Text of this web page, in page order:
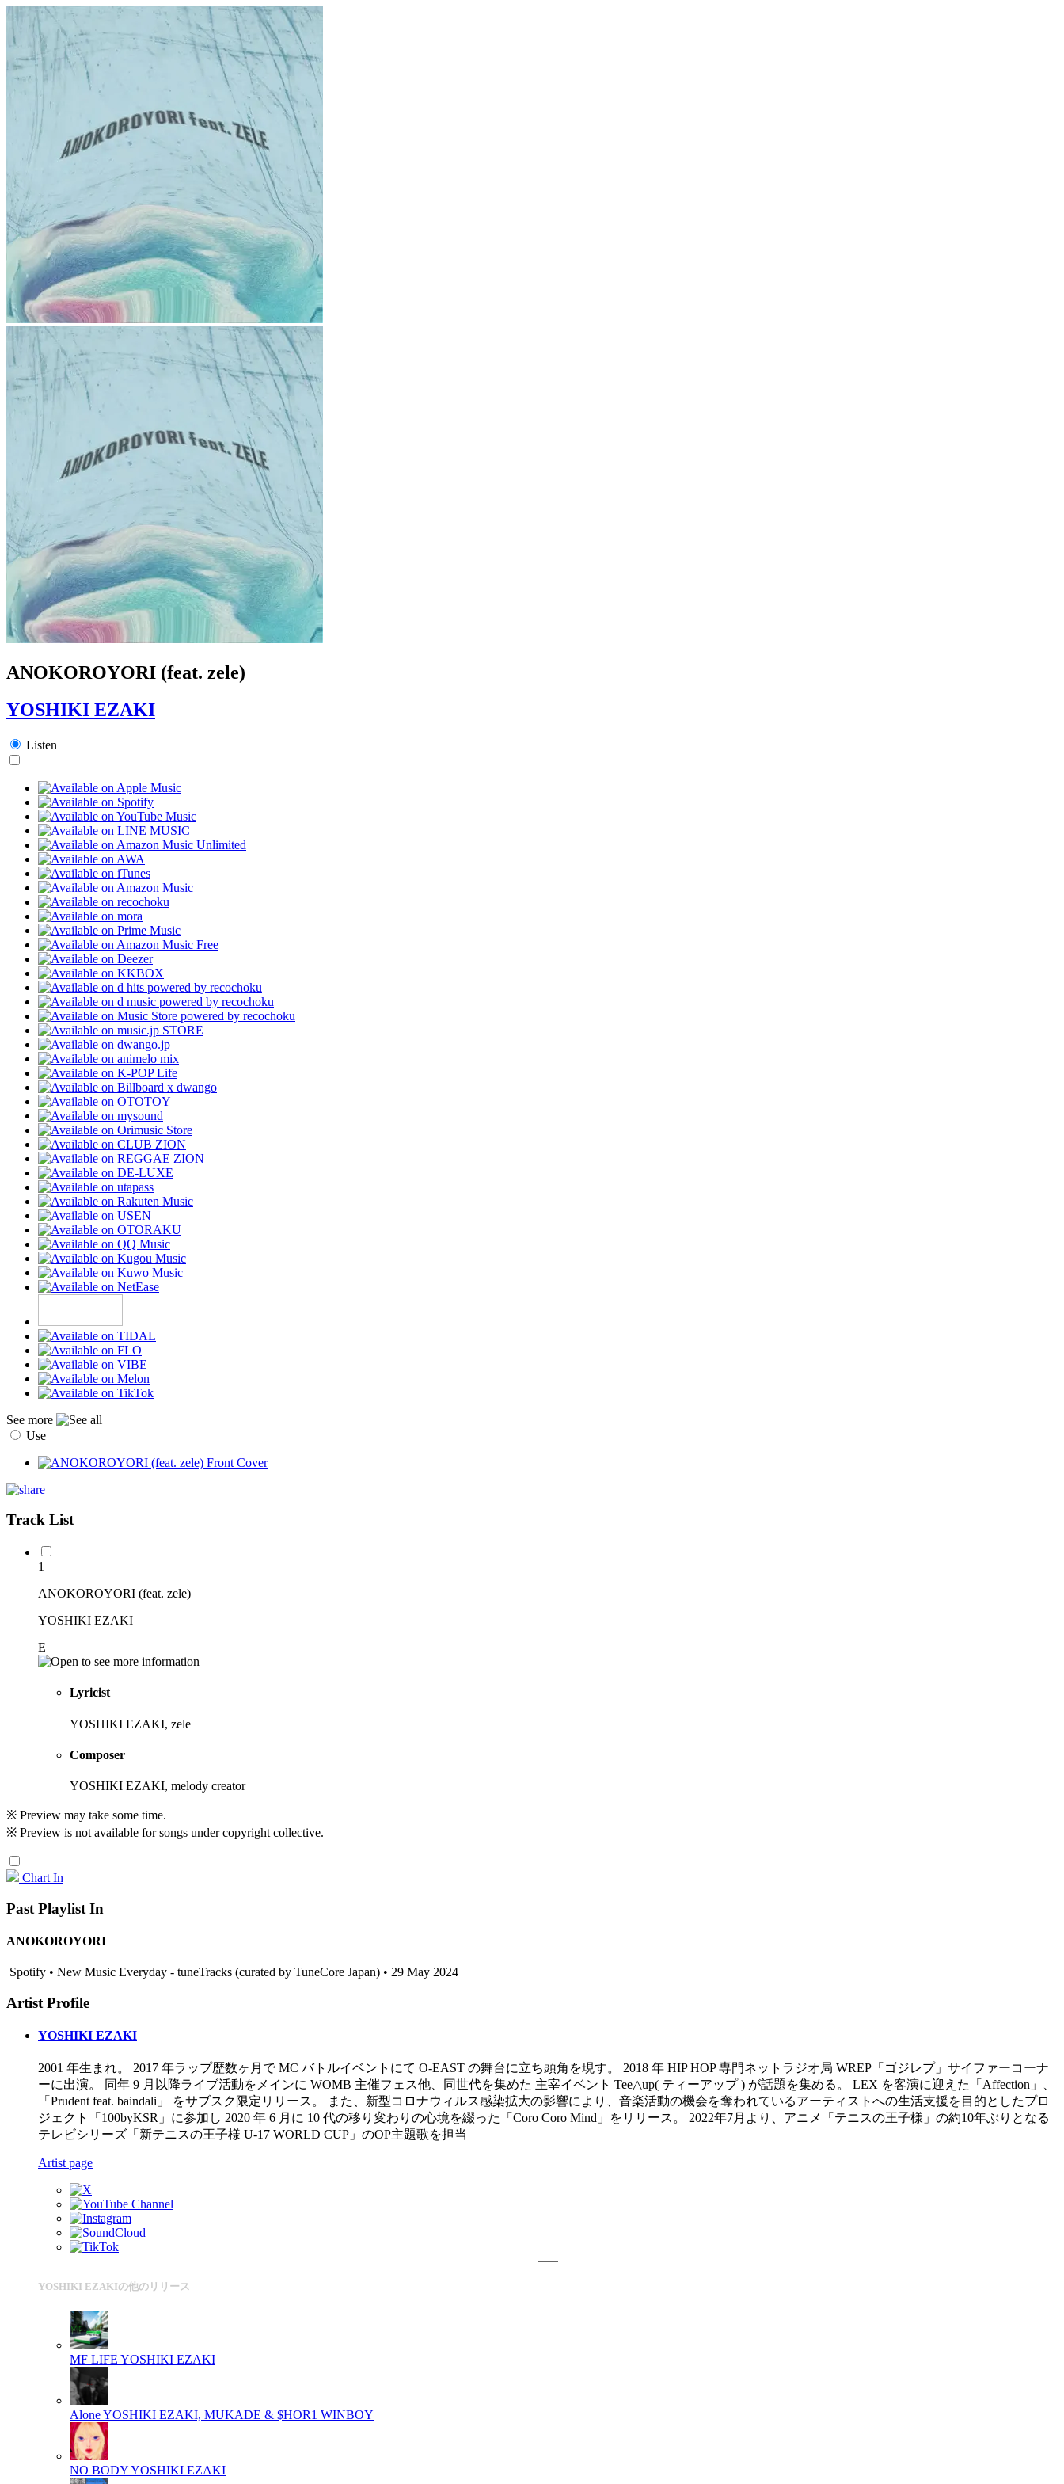
ANOKOROYORI (feat. zele)
YOSHIKI EZAKI
Listen
See more
Use
Track List
1
ANOKOROYORI (feat. zele)
YOSHIKI EZAKI
E
Lyricist
YOSHIKI EZAKI, zele
Composer
YOSHIKI EZAKI, melody creator
※ Preview may take some time.
※ Preview is not available for songs under copyright collective.
Chart In
Past Playlist In
ANOKOROYORI
Spotify • New Music Everyday - tuneTracks (curated by TuneCore Japan) • 29 May 2024
Artist Profile
YOSHIKI EZAKI
2001 年生まれ。 2017 年ラップ歴数ヶ月で MC バトルイベントにて O-EAST の舞台に立ち頭角を現す。 2018 年 HIP HOP 専門ネットラジオ局 WREP「ゴジレプ」サイファーコーナ
ーに出演。 同年 9 月以降ライブ活動をメインに WOMB 主催フェス他、同世代を集めた 主宰イベント Tee△up( ティーアップ ) が話題を集める。 LEX を客演に迎えた「Affection」、
「Prudent feat. baindali」 をサブスク限定リリース。 また、新型コロナウィルス感染拡大の影響により、音楽活動の機会を奪われているアーティストへの生活支援を目的としたプロ
ジェクト「100byKSR」に参加し 2020 年 6 月に 10 代の移り変わりの心境を綴った「Coro Coro Mind」をリリース。 2022年7月より、アニメ「テニスの王子様」の約10年ぶりとなる
テレビシリーズ「新テニスの王子様 U-17 WORLD CUP」のOP主題歌を担当
Artist page
YOSHIKI EZAKIの他のリリース
MF LIFE YOSHIKI EZAKI
AloneYOSHIKI EZAKI, MUKADE & $HOR1 WINBOY
NO BODYYOSHIKI EZAKI